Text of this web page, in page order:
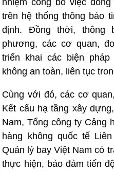
nhiệm công bố việc
trên hệ thống thông báo
định. Đồng thời, thông
phương, các cơ quan,
triển khai các biện
không an toàn, liên tục
Cùng với đó, các cơ
Kết cấu hạ tầng xây
Nam, Tổng công ty Cảng
hàng không quốc tế
Quản lý bay Việt Nam có
thực hiện, bảo đảm tiến